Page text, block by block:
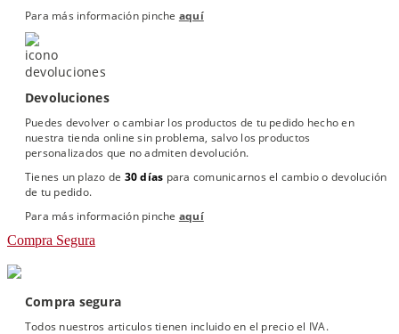
Para más información pinche aquí
Devoluciones
Puedes devolver o cambiar los productos de tu pedido hecho en
nuestra tienda online sin problema, salvo los productos
personalizados que no admiten devolución.
Tienes un plazo de 30 días para comunicarnos el cambio o devolución
de tu pedido.
Para más información pinche aquí
Compra Segura
Compra segura
Todos nuestros articulos tienen incluido en el precio el IVA.